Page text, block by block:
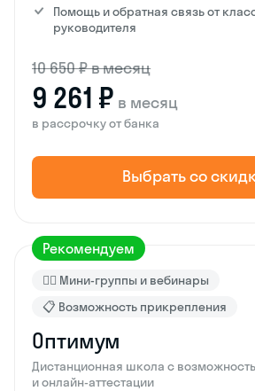
Помощь и обратная связь от
руководителя
10 650 ₽ в месяц
9 261 ₽ в месяц
в рассрочку от банка
Выбрать со
Рекомендуем
🙋‍♂️ Мини-группы и вебинары
📋 Возможность прикрепления
Оптимум
Дистанционная школа с
и онлайн-аттестации